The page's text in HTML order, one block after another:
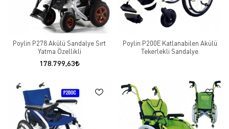
Poylin P278 Akülü Sandalye Sırt
Yatma Özellikli
178.799,63
Poylin P200E Katlanabilen Akülü
Tekerlekli Sandalye